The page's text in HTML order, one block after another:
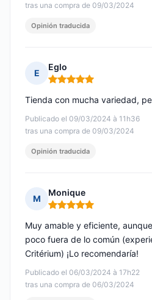
tras una compra de 09/03/2024
Opinión traducida
E
Eglo
Nota: 5 de 5
Publicado el 09/03/2024 à 11h36
tras una compra de 09/03/2024
Tienda con mucha variedad,
Opinión traducida
M
Monique
Nota: 5 de 5
Publicado el 06/03/2024 à 17h22
tras una compra de 06/03/2024
Muy amable y eficiente,
poco fuera de lo común
Critérium) ¡Lo recomendaría!